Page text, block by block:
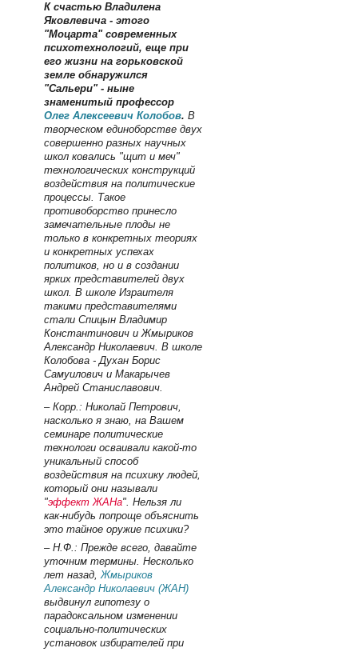
К счастью Владилена
Яковлевича - этого
"Моцарта" современных
психотехнологий, еще при
его жизни на горьковской
земле обнаружился
"Сальери" - ныне
знаменитый профессор
Олег Алексеевич Колобов. В
творческом единоборстве двух
совершенно разных научных
школ ковались "щит и меч"
технологических конструкций
воздействия на политические
процессы. Такое
противоборство принесло
замечательные плоды не
только в конкретных теориях
и конкретных успехах
политиков, но и в создании
ярких представителей двух
школ. В школе Израителя
такими представителями
стали Спицын Владимир
Константинович и Жмыриков
Александр Николаевич. В школе
Колобова - Духан Борис
Самуилович и Макарычев
Андрей Станиславович.
– Корр.: Николай Петрович,
насколько я знаю, на Вашем
семинаре политические
технологи осваивали какой-то
уникальный способ
воздействия на психику людей,
который они называли
"эффект ЖАНа". Нельзя ли
как-нибудь попроще объяснить
это тайное оружие психики?
– Н.Ф.: Прежде всего, давайте
уточним термины. Несколько
лет назад,Жмыриков
Александр Николаевич (ЖАН)
выдвинул гипотезу о
парадоксальном изменении
социально-политических
установок избирателей при